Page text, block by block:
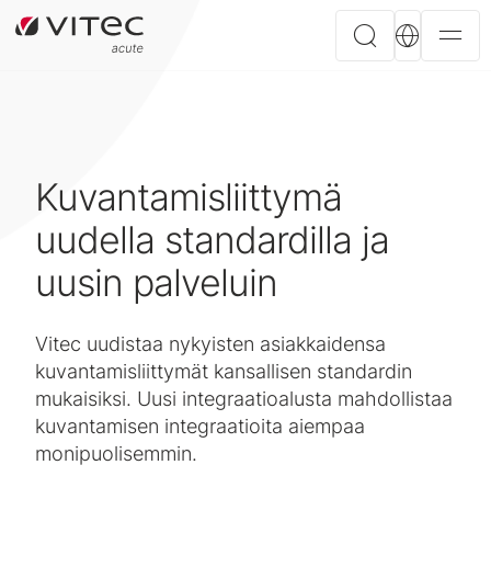
Kuvantamisliittymä
uudella standardilla ja
uusin palveluin
Vitec uudistaa nykyisten asiakkaidensa
kuvantamisliittymät kansallisen standardin
mukaisiksi. Uusi integraatioalusta mahdollistaa
kuvantamisen integraatioita aiempaa
monipuolisemmin.